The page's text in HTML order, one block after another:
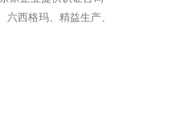
西格玛、精益生产、